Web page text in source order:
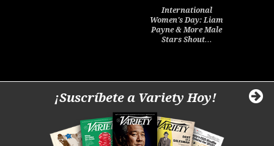
International
Women's Day: Liam
Payne & More Male
Stars Shout…
¡Suscríbete a Variety Hoy!